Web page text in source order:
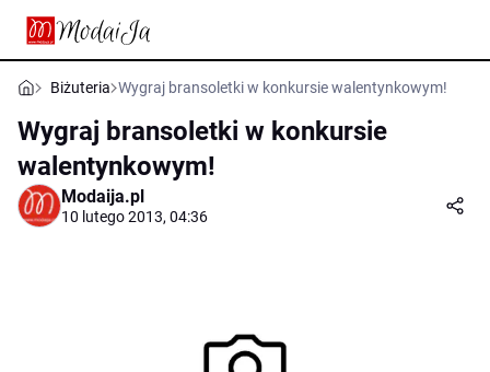
Biżuteria Wygraj bransoletki w konkursie walentynkowym!
Wygraj bransoletki w konkursie
walentynkowym!
Modaija.pl
10 lutego 2013, 04:36